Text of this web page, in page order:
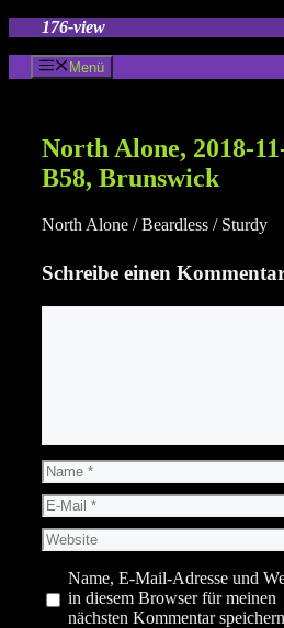
springen
176-view
Menü
North Alone, 2018-
B58, Brunswick
North Alone / Beardless / Sturdy
Schreibe einen
Name
E-
Mail
Website
Name, E-Mail-Adresse und
in diesem Browser für meinen
nächsten Kommentar